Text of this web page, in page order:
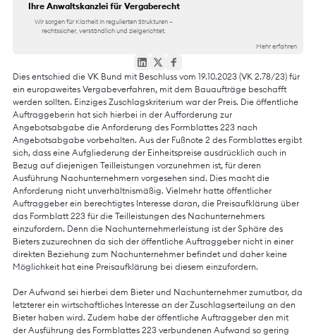
Ihre Anwaltskanzlei für Vergaberecht
Wir sorgen für Klarheit in regulierten Strukturen –
rechtssicher, verständlich und zielgerichtet.
Mehr erfahren
Dies entschied die VK Bund mit Beschluss vom 19.10.2023 (VK 2.78/23) für
ein europaweites Vergabeverfahren, mit dem Bauaufträge beschafft
werden sollten. Einziges Zuschlagskriterium war der Preis. Die öffentliche
Auftraggeberin hat sich hierbei in der Aufforderung zur
Angebotsabgabe die Anforderung des Formblattes 223 nach
Angebotsabgabe vorbehalten. Aus der Fußnote 2 des Formblattes ergibt
sich, dass eine Aufgliederung der Einheitspreise ausdrücklich auch in
Bezug auf diejenigen Teilleistungen vorzunehmen ist, für deren
Ausführung Nachunternehmern vorgesehen sind. Dies macht die
Anforderung nicht unverhältnismäßig. Vielmehr hatte öffentlicher
Auftraggeber ein berechtigtes Interesse daran, die Preisaufklärung über
das Formblatt 223 für die Teilleistungen des Nachunternehmers
einzufordern. Denn die Nachunternehmerleistung ist der Sphäre des
Bieters zuzurechnen da sich der öffentliche Auftraggeber nicht in einer
direkten Beziehung zum Nachunternehmer befindet und daher keine
Möglichkeit hat eine Preisaufklärung bei diesem einzufordern.
Der Aufwand sei hierbei dem Bieter und Nachunternehmer zumutbar, da
letzterer ein wirtschaftliches Interesse an der Zuschlagserteilung an den
Bieter haben wird. Zudem habe der öffentliche Auftraggeber den mit
der Ausführung des Formblattes 223 verbundenen Aufwand so gering